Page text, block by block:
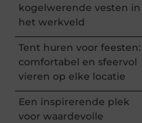
kogelwerende vesten in
het werkveld
Tent huren voor feesten:
comfortabel en sfeervol
vieren op elke locatie
Een inspirerende plek
voor waardevolle